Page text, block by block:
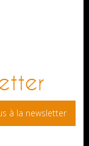
à la newsletter